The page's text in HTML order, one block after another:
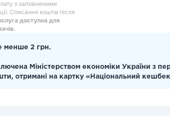
з заповненими
Списання коштів після
доступна для
менше 2 грн.
Міністерством економіки України з
отримані на картку «Національний